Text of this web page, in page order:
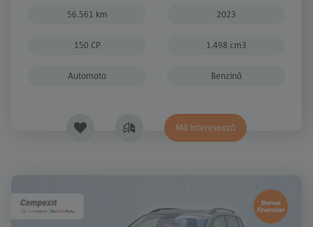
56.561 km 2023
150 CP 1.498 cm3
Automata Benzină
Mă interesează